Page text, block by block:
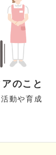
のこと
動や育成